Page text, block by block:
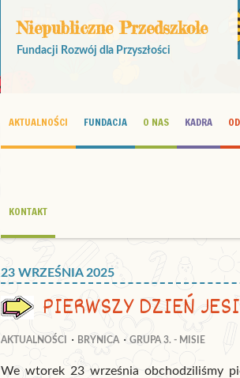
Niepubliczne Przedszkole
Fundacji Rozwój dla Przyszłości
AKTUALNOŚCI FUNDACJA O NAS KADRA
KONTAKT
23 WRZEŚNIA 2025
PIERWSZY DZIEŃ
AKTUALNOŚCI BRYNICA GRUPA 3. - MISIE
We wtorek 23 września obchodziliśmy